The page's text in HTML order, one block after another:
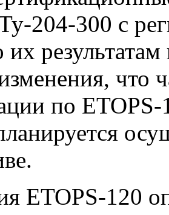
204-300 с
что
по
ETOPS-120